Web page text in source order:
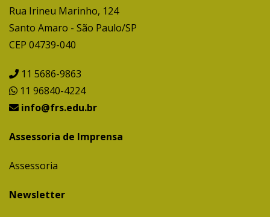
Rua Irineu Marinho, 124
Santo Amaro - São Paulo/SP
CEP 04739-040
11 5686-9863
11 96840-4224
info@frs.edu.br
Assessoria de Imprensa
Assessoria
Newsletter